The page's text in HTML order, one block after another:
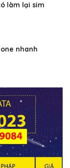
làm lại sim
nhanh